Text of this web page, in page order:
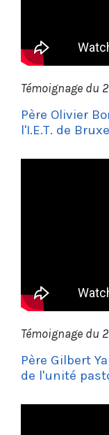
Témoignage du
Père Olivier
l'I.E.T. de
Témoignage du
Père Gilbert
de l'unité